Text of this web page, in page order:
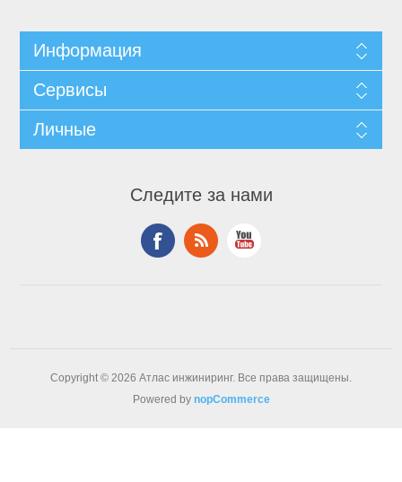
Информация
Сервисы
Личные
Следите за нами
Copyright © 2026 Атлас инжиниринг. Все права защищены.
Powered by nopCommerce